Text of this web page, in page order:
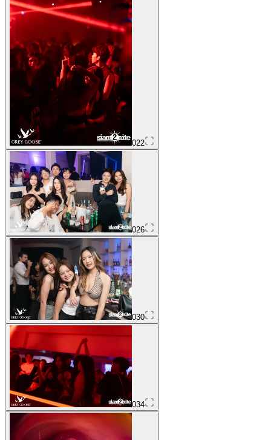
022
026
030
034